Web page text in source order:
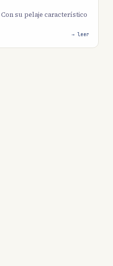
su pelaje característico
→ leer